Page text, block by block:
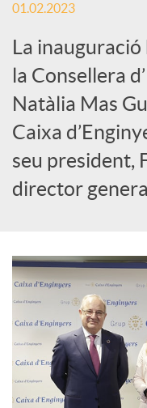
s
S
o
c
a
l
s
01.02.2023
La
la Consellera
Natàlia Mas
Caixa
seu president,
director